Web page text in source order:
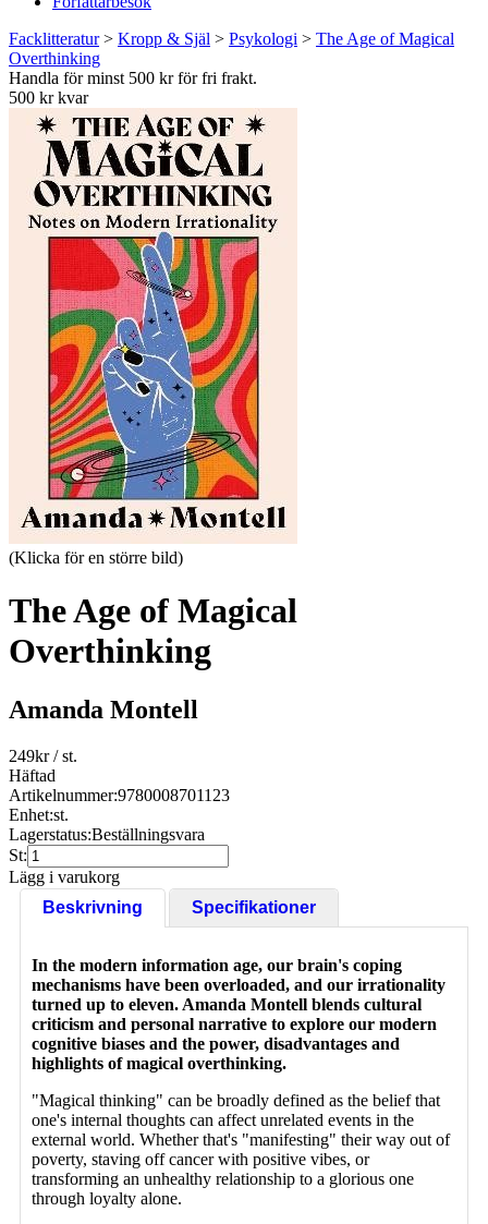
Facklitteratur> Kropp & Själ > Psykologi > The Age of Magical
Overthinking
Handla för minst 500 kr för fri frakt.
500 kr kvar
(Klicka för en större bild)
The Age of Magical
Overthinking
Amanda Montell
249kr/ st.
Häftad
Artikelnummer:9780008701123
Enhet:st.
Lagerstatus:Beställningsvara
St:
Lägg i varukorg
Beskrivning
Specifikationer
In the modern information age, our brain's coping
mechanisms have been overloaded, and our irrationality
turned up to eleven. Amanda Montell blends cultural
criticism and personal narrative to explore our modern
cognitive biases and the power, disadvantages and
highlights of magical overthinking.
"Magical thinking" can be broadly defined as the belief that
one's internal thoughts can affect unrelated events in the
external world. Whether that's "manifesting" their way out of
poverty, staving off cancer with positive vibes, or
transforming an unhealthy relationship to a glorious one
through loyalty alone.